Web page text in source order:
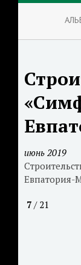
июнь 2019
7 / 21